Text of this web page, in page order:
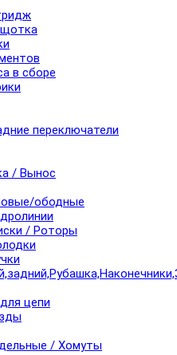
в сборе
переключатели
/ Вынос
ободные
/ Роторы
цепи
/ Хомуты